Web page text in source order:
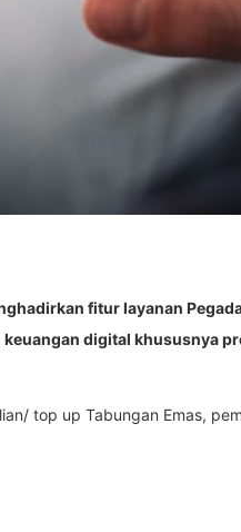
fitur layanan
digital khususnya
top up Tabungan Emas,